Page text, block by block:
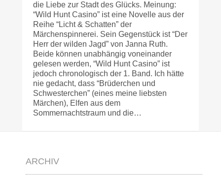
die Liebe zur Stadt des Glücks. Meinung:
“Wild Hunt Casino” ist eine Novelle aus der
Reihe “Licht & Schatten” der
Märchenspinnerei. Sein Gegenstück ist “Der
Herr der wilden Jagd” von Janna Ruth.
Beide können unabhängig voneinander
gelesen werden, “Wild Hunt Casino” ist
jedoch chronologisch der 1. Band. Ich hätte
nie gedacht, dass “Brüderchen und
Schwesterchen” (eines meine liebsten
Märchen), Elfen aus dem
Sommernachtstraum und die…
ARCHIV